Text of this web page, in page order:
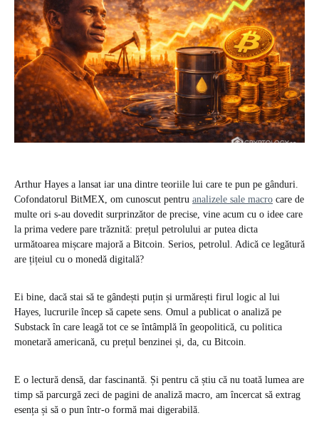
Arthur Hayes a lansat iar una dintre teoriile lui care te pun pe gânduri.
Cofondatorul BitMEX, om cunoscut pentru analizele sale macro care de
multe ori s-au dovedit surprinzător de precise, vine acum cu o idee care
la prima vedere pare trăznită: prețul petrolului ar putea dicta
următoarea mișcare majoră a Bitcoin. Serios, petrolul. Adică ce legătură
are țițeiul cu o monedă digitală?
Ei bine, dacă stai să te gândești puțin și urmărești firul logic al lui
Hayes, lucrurile încep să capete sens. Omul a publicat o analiză pe
Substack în care leagă tot ce se întâmplă în geopolitică, cu politica
monetară americană, cu prețul benzinei și, da, cu Bitcoin.
E o lectură densă, dar fascinantă. Și pentru că știu că nu toată lumea are
timp să parcurgă zeci de pagini de analiză macro, am încercat să extrag
esența și să o pun într-o formă mai digerabilă.